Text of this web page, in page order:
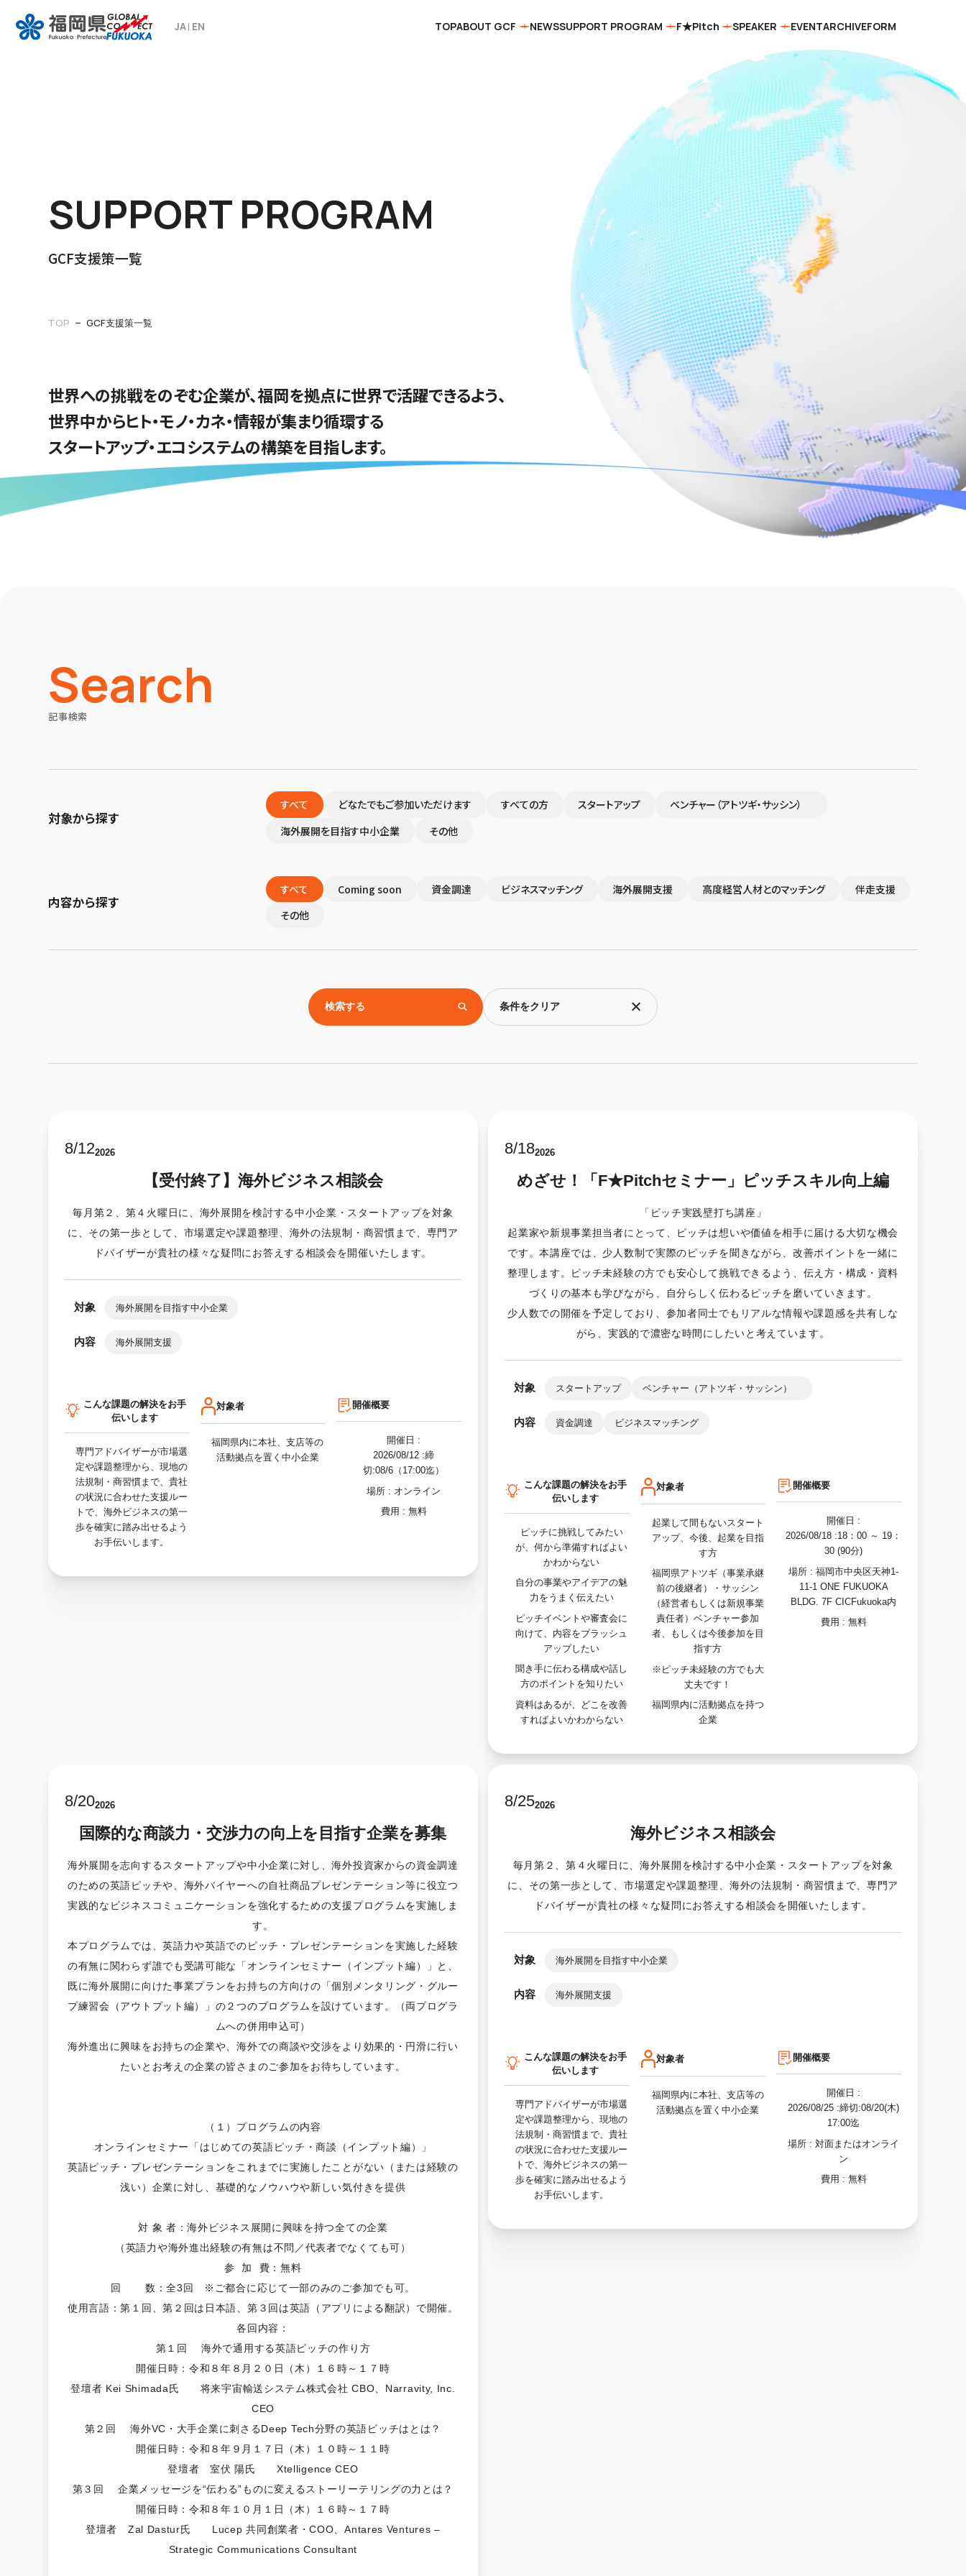
JA EN TOPABOUT GCF NEWSSUPPORT PROGRAM F★Pitch SPEAKER EVENTARCHIVEFORM
SUPPORT PROGRAM
GCF支援策一覧
TOP GCF支援策一覧
世界への挑戦をのぞむ企業が、福岡を拠点に世界で活躍できるよう、
世界中からヒト・モノ・カネ・情報が集まり循環する
スタートアップ・エコシステムの構築を目指します。
Search
記事検索
対象から探す
すべて どなたでもご参加いただけます すべての方 スタートアップ
ベンチャー（アトツギ・サッシン）
海外展開を目指す中小企業
その他
内容から探す
すべて Coming soon 資金調達 ビジネスマッチング 海外展開支援 高度経営人材とのマッチング
伴走支援
その他
検索する 条件をクリア
8/122026
【受付終了】海外ビジネス相談会
毎月第２、第４火曜日に、海外展開を検討する中小企業・スタートアップを対象
に、その第一歩として、市場選定や課題整理、海外の法規制・商習慣まで、専門ア
ドバイザーが貴社の様々な疑問にお答えする相談会を開催いたします。
対象 海外展開を目指す中小企業
内容 海外展開支援
こんな課題の解決をお手
伝いします
専門アドバイザーが市場選
定や課題整理から、現地の
法規制・商習慣まで、貴社
の状況に合わせた支援ルー
トで、海外ビジネスの第一
歩を確実に踏み出せるよう
お手伝いします。
対象者
福岡県内に本社、支店等の
活動拠点を置く中小企業
開催概要
開催日 :
2026/08/12 :締
切:08/6（17:00迄）
場所 : オンライン
費用 : 無料
8/182026
めざせ！「F★Pitchセミナー」ピッチスキル向上編
「ピッチ実践壁打ち講座」
起業家や新規事業担当者にとって、ピッチは想いや価値を相手に届ける大切な機会
です。本講座では、少人数制で実際のピッチを聞きながら、改善ポイントを一緒に
整理します。ピッチ未経験の方でも安心して挑戦できるよう、伝え方・構成・資料
づくりの基本も学びながら、自分らしく伝わるピッチを磨いていきます。
少人数での開催を予定しており、参加者同士でもリアルな情報や課題感を共有しな
がら、実践的で濃密な時間にしたいと考えています。
対象 スタートアップ ベンチャー（アトツギ・サッシン）
内容 資金調達 ビジネスマッチング
こんな課題の解決をお手
伝いします
ピッチに挑戦してみたい
が、何から準備すればよい
かわからない
自分の事業やアイデアの魅
力をうまく伝えたい
ピッチイベントや審査会に
向けて、内容をブラッシュ
アップしたい
聞き手に伝わる構成や話し
方のポイントを知りたい
資料はあるが、どこを改善
すればよいかわからない
対象者
起業して間もないスタート
アップ、今後、起業を目指
す方
福岡県アトツギ（事業承継
前の後継者）・サッシン
（経営者もしくは新規事業
責任者）ベンチャー参加
者、もしくは今後参加を目
指す方
※ピッチ未経験の方でも大
丈夫です！
福岡県内に活動拠点を持つ
企業
開催概要
開催日 :
2026/08/18 :18：00 ～ 19：
30 (90分)
場所 :福岡市中央区天神1-
11-1 ONE FUKUOKA
BLDG. 7F CICFukuoka内
費用 : 無料
8/202026
国際的な商談力・交渉力の向上を目指す企業を募集
海外展開を志向するスタートアップや中小企業に対し、海外投資家からの資金調達
のための英語ピッチや、海外バイヤーへの自社商品プレゼンテーション等に役立つ
実践的なビジネスコミュニケーションを強化するための支援プログラムを実施しま
す。
本プログラムでは、英語力や英語でのピッチ・プレゼンテーションを実施した経験
の有無に関わらず誰でも受講可能な「オンラインセミナー（インプット編）」と、
既に海外展開に向けた事業プランをお持ちの方向けの「個別メンタリング・グルー
プ練習会（アウトプット編）」の２つのプログラムを設けています。（両プログラ
ムへの併用申込可）
海外進出に興味をお持ちの企業や、海外での商談や交渉をより効果的・円滑に行い
たいとお考えの企業の皆さまのご参加をお待ちしています。
（１）プログラムの内容
オンラインセミナー「はじめての英語ピッチ・商談（インプット編）」
英語ピッチ・プレゼンテーションをこれまでに実施したことがない（または経験の
浅い）企業に対し、基礎的なノウハウや新しい気付きを提供
対 象 者：海外ビジネス展開に興味を持つ全ての企業
（英語力や海外進出経験の有無は不問／代表者でなくても可）
参 加 費：無料
回 数：全3回 ※ご都合に応じて一部のみのご参加でも可。
使用言語：第１回、第２回は日本語、第３回は英語（アプリによる翻訳）で開催。
各回内容：
第１回 海外で通用する英語ピッチの作り方
開催日時：令和８年８月２０日（木）１６時～１７時
登壇者 Kei Shimada氏 将来宇宙輸送システム株式会社 CBO、Narravity, Inc.
CEO
第２回 海外VC・大手企業に刺さるDeep Tech分野の英語ピッチはとは？
開催日時：令和８年９月１７日（木）１０時～１１時
登壇者 室伏 陽氏 Xtelligence CEO
第３回 企業メッセージを“伝わる”ものに変えるストーリーテリングの力とは？
開催日時：令和８年１０月１日（木）１６時～１７時
​登壇者 Zal Dastur氏 Lucep 共同創業者・COO、Antares Ventures –
Strategic Communications Consultant
8/252026
海外ビジネス相談会
毎月第２、第４火曜日に、海外展開を検討する中小企業・スタートアップを対象
に、その第一歩として、市場選定や課題整理、海外の法規制・商習慣まで、専門ア
ドバイザーが貴社の様々な疑問にお答えする相談会を開催いたします。
対象 海外展開を目指す中小企業
内容 海外展開支援
こんな課題の解決をお手
伝いします
専門アドバイザーが市場選
定や課題整理から、現地の
法規制・商習慣まで、貴社
の状況に合わせた支援ルー
トで、海外ビジネスの第一
歩を確実に踏み出せるよう
お手伝いします。
対象者
福岡県内に本社、支店等の
活動拠点を置く中小企業
開催概要
開催日 :
2026/08/25 :締切:08/20(木)
17:00迄
場所 :対面またはオンライ
ン
費用 : 無料